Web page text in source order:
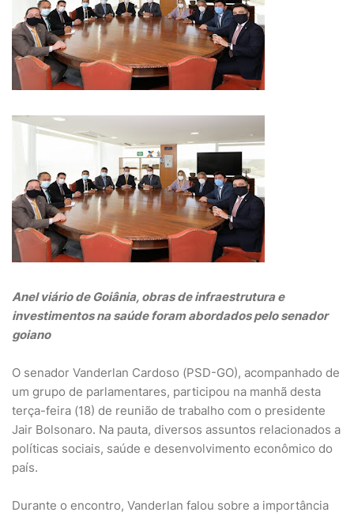
Anel viário de Goiânia, obras de infraestrutura e
investimentos na saúde foram abordados pelo senador
goiano
O senador Vanderlan Cardoso (PSD-GO), acompanhado de
um grupo de parlamentares, participou na manhã desta
terça-feira (18) de reunião de trabalho com o presidente
Jair Bolsonaro. Na pauta, diversos assuntos relacionados a
políticas sociais, saúde e desenvolvimento econômico do
país.
Durante o encontro, Vanderlan falou sobre a importância